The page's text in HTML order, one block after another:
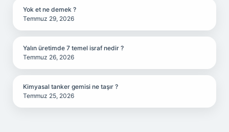
Yok et ne demek ?
Temmuz 29, 2026
Yalın üretimde 7 temel israf nedir ?
Temmuz 26, 2026
Kimyasal tanker gemisi ne taşır ?
Temmuz 25, 2026